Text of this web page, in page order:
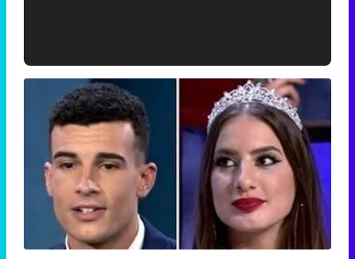
'120 Minutos' celebra sus 2.000 programas en Telemadrid con un vídeo del día a día en la redacción
Tráiler de '33 días', la nueva serie de Atresplayer con Julián Villagrán y José Manuel Poga